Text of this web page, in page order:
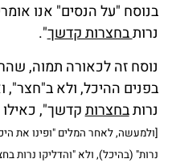
בנוסח "על הנסים" אנו
נרותבחצרות קדשך".
נוסח זה לכאורה תמוה,
בפנים ההיכל, ולא ב"חצר",
נרותבחצרותקדשך",
[ולמעשה, לאחר המלים "ופינו את
נרות" (בהיכל), ולא "והדליקו נרות